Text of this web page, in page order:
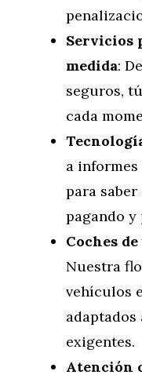
Servicios
medida:
seguros,
cada
a
para
pagando y
Coches
Nuestra
vehículos
adaptados
exigentes.
Atención